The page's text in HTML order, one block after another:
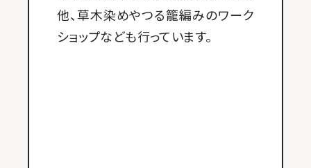
他、草木染めやつる籠編みのワーク
ショップなども行っています。